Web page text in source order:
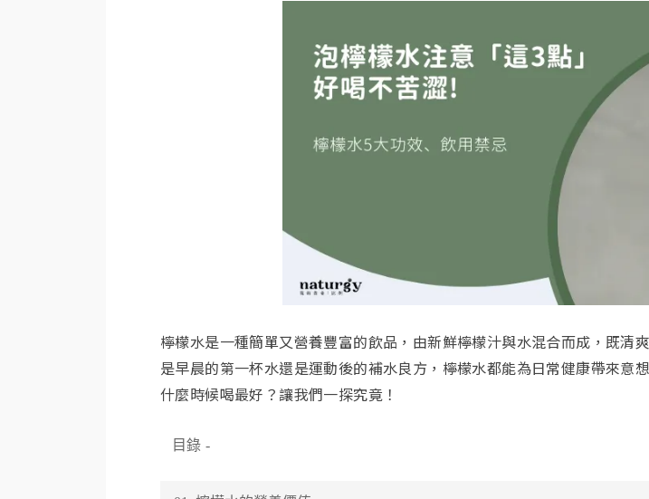
檸檬水是一種簡單又營養豐富的飲品，由新鮮檸檬汁與水混合而成，既清
是早晨的第一杯水還是運動後的補水良方，檸檬水都能為日常健康帶來意
什麼時候喝最好？讓我們一探究竟！
目錄 -